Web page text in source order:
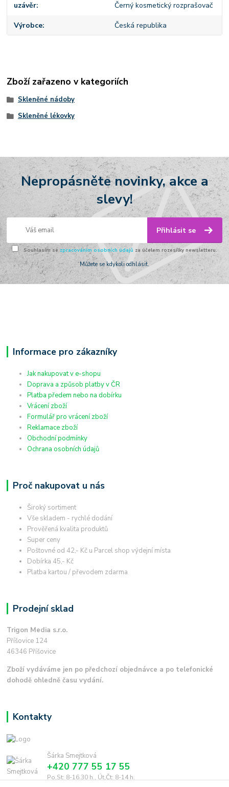
uzávěr Černý kosmetický rozprašovač
Výrobce Česká republika
Zboží zařazeno v kategoriích
Skleněné nádoby
Skleněné lékovky
Nepropásněte novinky, akce a
slevy!
Přihlásit se
Souhlasím se zpracováním osobních údajů za účelem rozesílky newsletteru.
Můžete se kdykoli odhlásit.
Informace pro zákazníky
Jak nakupovat v e-shopu
Doprava a způsob platby v ČR
Platba předem nebo na dobírku
Vrácení zboží
Formulář pro vrácení zboží
Reklamace zboží
Obchodní podmínky
Ochrana osobních údajů
Proč nakupovat u nás
Široký sortiment
Vše skladem - rychlé dodání
Prověřená kvalita produktů
Super ceny
Poštovné od 42,- Kč u Parcel shop výdejní místa
Dobírka 45,- Kč
Platba kartou / převodem zdarma
Prodejní sklad
Trigon Media s.r.o.
Příšovice 124
46346 Příšovice
Zboží vydáváme jen po předchozí objednávce a po telefonické
dohodě ohledně času vydání.
Kontakty
Šárka Smejtková
+420 777 55 17 55
Po,St: 8-16.30 h., Út,Čt: 8-14 h.